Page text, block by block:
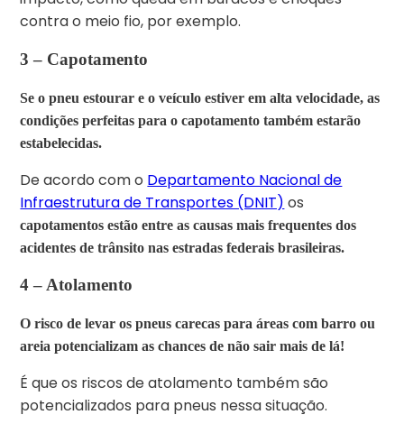
contra o meio fio, por exemplo.
3 – Capotamento
Se o pneu estourar e o veículo estiver em alta velocidade, as
condições perfeitas para o capotamento também estarão
estabelecidas.
De acordo com o Departamento Nacional de
Infraestrutura de Transportes (DNIT) os
capotamentos estão entre as causas mais frequentes dos
acidentes de trânsito nas estradas federais brasileiras.
4 –Atolamento
O risco de levar os pneus carecas para áreas com barro ou
areia potencializam as chances de não sair mais de lá!
É que os riscos de atolamento também são
potencializados para pneus nessa situação.